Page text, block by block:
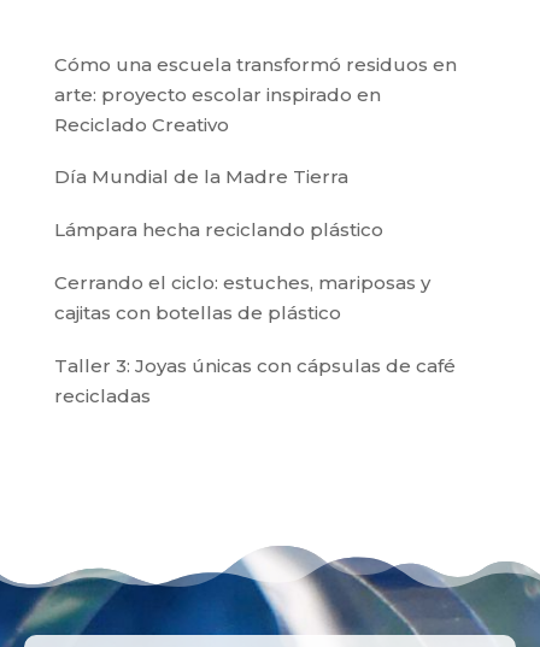
Cómo una escuela transformó residuos en
arte: proyecto escolar inspirado en
Reciclado Creativo
Día Mundial de la Madre Tierra
Lámpara hecha reciclando plástico
Cerrando el ciclo: estuches, mariposas y
cajitas con botellas de plástico
Taller 3: Joyas únicas con cápsulas de café
recicladas